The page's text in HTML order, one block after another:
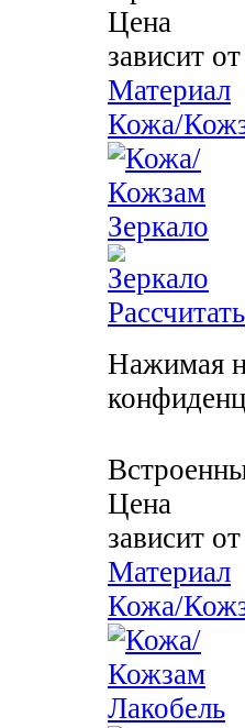
Цена
зависит
Материал
Кожа/
Зеркало
Рассчитать
Нажимая
Цена
зависит
Материал
Кожа/
Лакобель